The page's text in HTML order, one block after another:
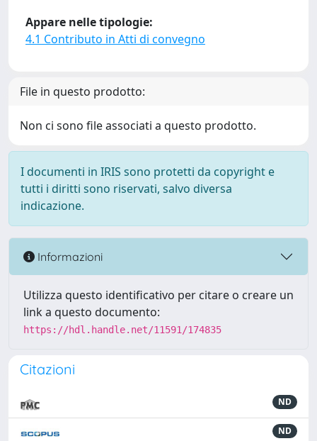
Appare nelle tipologie:
4.1 Contributo in Atti di convegno
File in questo prodotto:
Non ci sono file associati a questo prodotto.
I documenti in IRIS sono protetti da copyright e
tutti i diritti sono riservati, salvo diversa
indicazione.
Informazioni
Utilizza questo identificativo per citare o creare un
link a questo documento:
https://hdl.handle.net/11591/174835
Citazioni
ND
ND